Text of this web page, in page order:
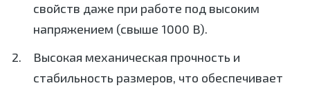
свойств даже при работе под высоким
напряжением (свыше 1000 В).
Высокая механическая прочность и
стабильность размеров, что обеспечивает